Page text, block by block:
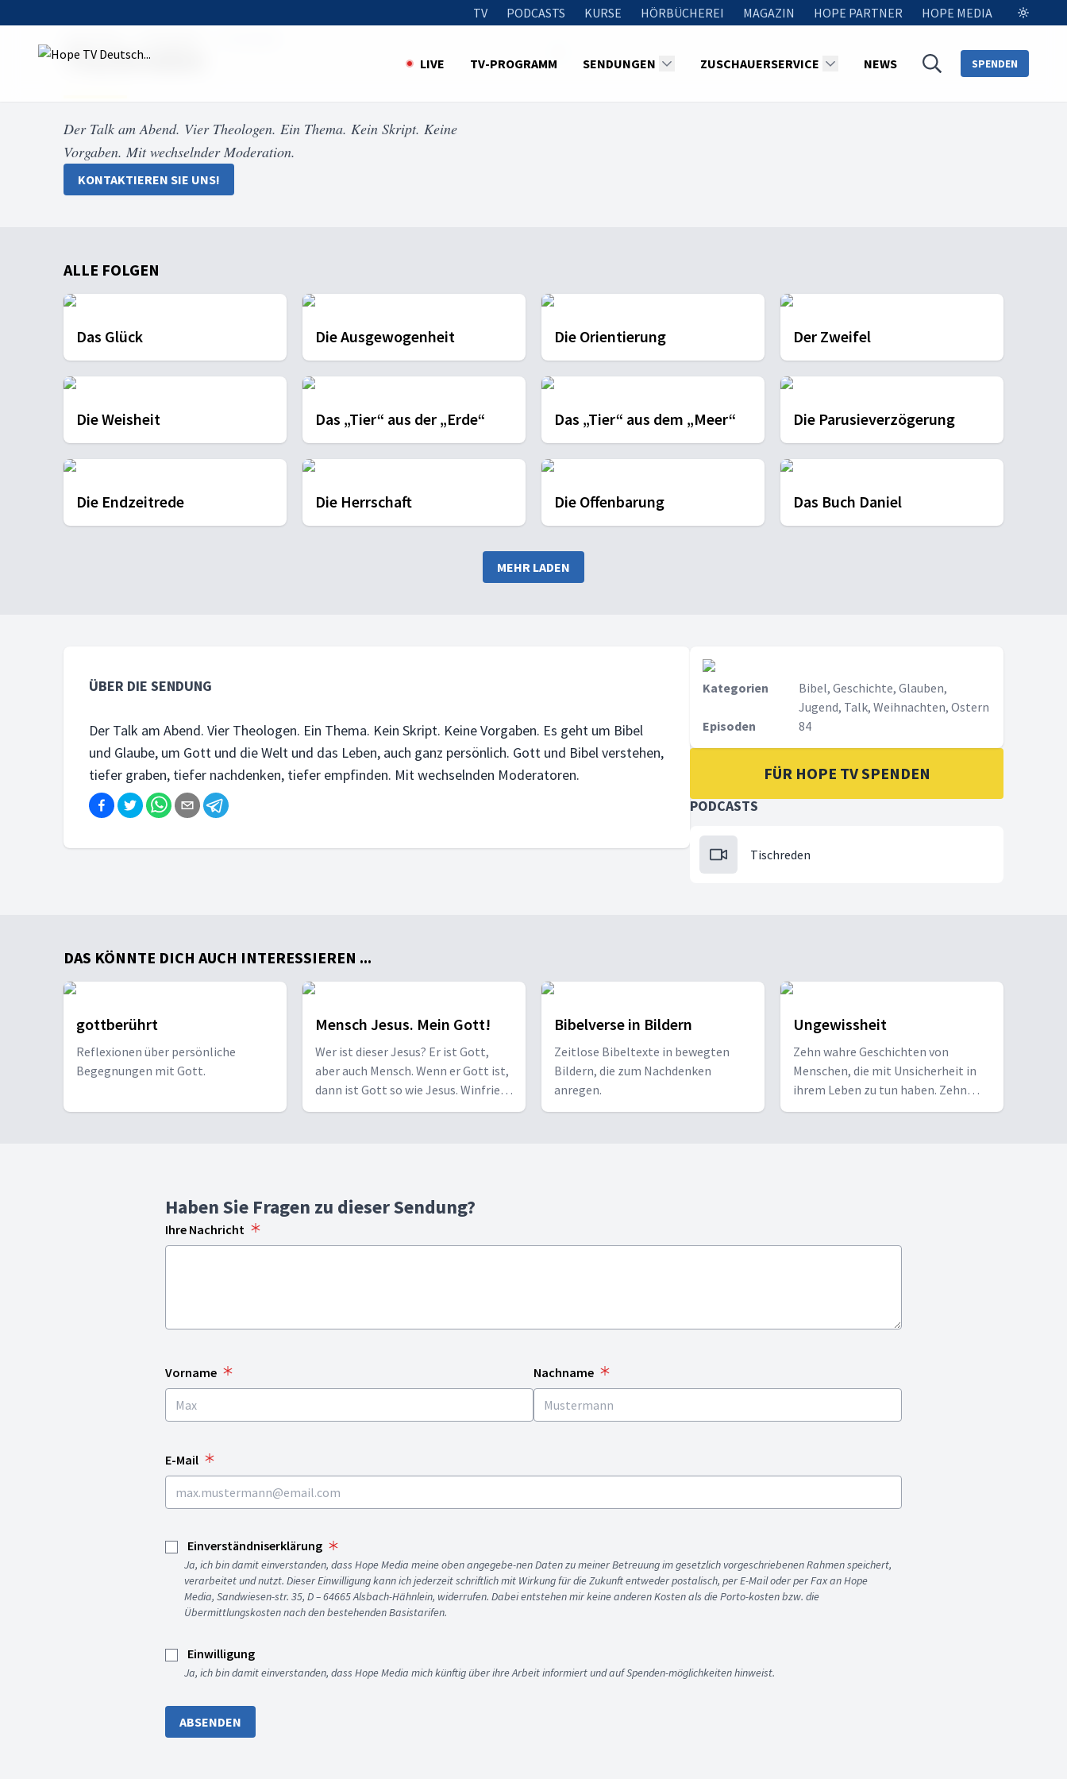
TV PODCASTS KURSE HÖRBÜCHEREI MAGAZIN HOPE PARTNER HOPE MEDIA
LIVE TV-PROGRAMM SENDUNGEN ZUSCHAUERSERVICE NEWS SPENDEN
Tischreden
Der Talk am Abend. Vier Theologen. Ein Thema. Kein Skript. Keine
Vorgaben. Mit wechselnder Moderation.
KONTAKTIEREN SIE UNS!
ALLE FOLGEN
Das Glück Die Ausgewogenheit Die Orientierung Der Zweifel
Die Weisheit Das „Tier“ aus der „Erde“ Das „Tier“ aus dem „Meer“ Die Parusieverzögerung
Die Endzeitrede Die Herrschaft Die Offenbarung Das Buch Daniel
MEHR LADEN
ÜBER DIE SENDUNG
Der Talk am Abend. Vier Theologen. Ein Thema. Kein Skript. Keine Vorgaben. Es geht um Bibel
und Glaube, um Gott und die Welt und das Leben, auch ganz persönlich. Gott und Bibel verstehen,
tiefer graben, tiefer nachdenken, tiefer empfinden. Mit wechselnden Moderatoren.
Kategorien
Bibel, Geschichte, Glauben,
Jugend, Talk, Weihnachten, Ostern
Episoden
84
FÜR HOPE TV SPENDEN
PODCASTS
Tischreden
DAS KÖNNTE DICH AUCH INTERESSIEREN ...
gottberührt
Reflexionen über persönliche
Begegnungen mit Gott.
Mensch Jesus. Mein Gott!
Wer ist dieser Jesus? Er ist Gott,
aber auch Mensch. Wenn er Gott ist,
dann ist Gott so wie Jesus. Winfried
Vogel zeigt Jesus, wie er wirklich ist.
Bibelverse in Bildern
Zeitlose Bibeltexte in bewegten
Bildern, die zum Nachdenken
anregen.
Ungewissheit
Zehn wahre Geschichten von
Menschen, die mit Unsicherheit in
ihrem Leben zu tun haben. Zehn
Herausforderungen auf der Suche
Haben Sie Fragen zu dieser Sendung?
Ihre Nachricht
Vorname Nachname
E-Mail
Einverständniserklärung
Ja, ich bin damit einverstanden, dass Hope Media meine oben angegebe-nen Daten zu meiner Betreuung im gesetzlich vorgeschriebenen Rahmen speichert,
verarbeitet und nutzt. Dieser Einwilligung kann ich jederzeit schriftlich mit Wirkung für die Zukunft entweder postalisch, per E-Mail oder per Fax an Hope
Media, Sandwiesen-str. 35, D – 64665 Alsbach-Hähnlein, widerrufen. Dabei entstehen mir keine anderen Kosten als die Porto-kosten bzw. die
Übermittlungskosten nach den bestehenden Basistarifen.
Einwilligung
Ja, ich bin damit einverstanden, dass Hope Media mich künftig über ihre Arbeit informiert und auf Spenden-möglichkeiten hinweist.
ABSENDEN